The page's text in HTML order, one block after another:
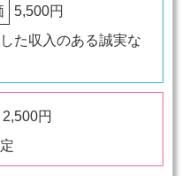
5,500円
た収入のある誠実な
2,500円